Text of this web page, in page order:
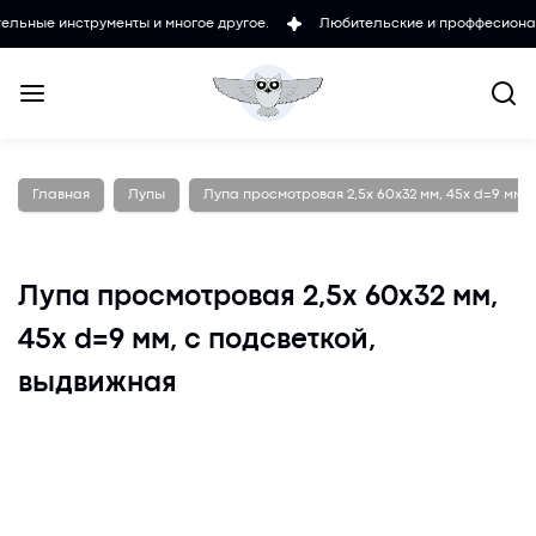
и многое другое. Любительские и проффесиональные
Главная Лупы Лупа просмотровая 2,5х 60х32 мм, 45х d=9 мм,
Лупа просмотровая 2,5х 60х32 мм,
45х d=9 мм, с подсветкой,
выдвижная